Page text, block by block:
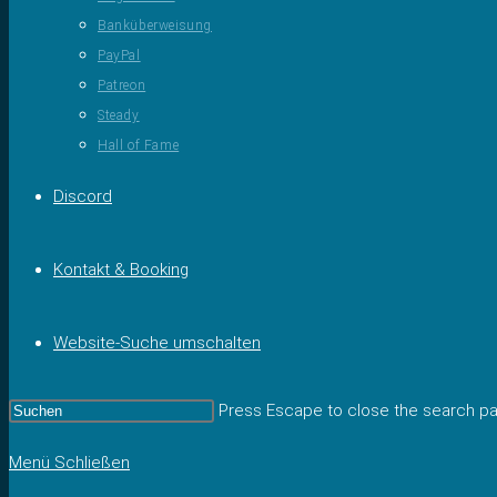
Banküberweisung
PayPal
Patreon
Steady
Hall of Fame
Discord
Kontakt & Booking
Website-Suche umschalten
Press Escape to close the search
Menü Schließen